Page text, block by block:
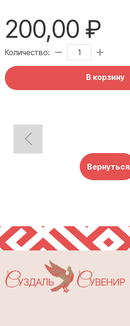
200,00 ₽
Количество:
В корзину
Вернуться